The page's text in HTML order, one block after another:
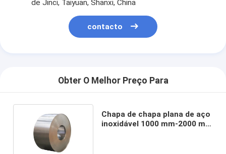
de Jinci, Taiyuan, Shanxi, China
contacto
Obter O Melhor Preço Para
Chapa de chapa plana de aço
inoxidável 1000 mm-2000 mm